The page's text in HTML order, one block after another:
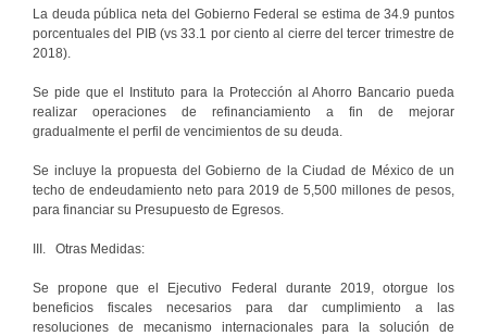
La deuda pública neta del Gobierno Federal se estima de 34.9 puntos
porcentuales del PIB (vs 33.1 por ciento al cierre del tercer trimestre de
2018).
Se pide que el Instituto para la Protección al Ahorro Bancario pueda
realizar operaciones de refinanciamiento a fin de mejorar
gradualmente el perfil de vencimientos de su deuda.
Se incluye la propuesta del Gobierno de la Ciudad de México de un
techo de endeudamiento neto para 2019 de 5,500 millones de pesos,
para financiar su Presupuesto de Egresos.
III. Otras Medidas:
Se propone que el Ejecutivo Federal durante 2019, otorgue los
beneficios fiscales necesarios para dar cumplimiento a las
resoluciones de mecanismo internacionales para la solución de